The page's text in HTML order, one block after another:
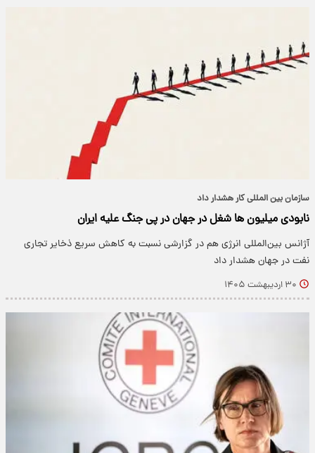
سازمان بین المللی کار هشدار داد
نابودی میلیون ها شغل در جهان در پی جنگ علیه ایران
آژانس بین‌المللی انرژی هم در گزارشی نسبت به کاهش سریع ذخایر تجاری
نفت در جهان هشدار داد
۳۰ اردیبهشت ۱۴۰۵